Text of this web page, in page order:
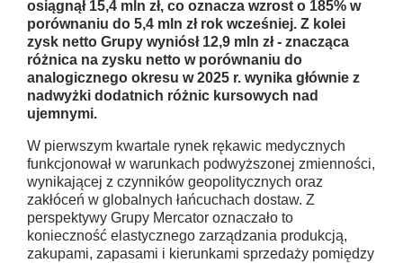
osiągnął 15,4 mln zł, co oznacza wzrost o 185% w
porównaniu do 5,4 mln zł rok wcześniej. Z kolei
zysk netto Grupy wyniósł 12,9 mln zł - znacząca
różnica na zysku netto w porównaniu do
analogicznego okresu w 2025 r. wynika głównie z
nadwyżki dodatnich różnic kursowych nad
ujemnymi.
W pierwszym kwartale rynek rękawic medycznych
funkcjonował w warunkach podwyższonej zmienności,
wynikającej z czynników geopolitycznych oraz
zakłóceń w globalnych łańcuchach dostaw. Z
perspektywy Grupy Mercator oznaczało to
konieczność elastycznego zarządzania produkcją,
zakupami, zapasami i kierunkami sprzedaży pomiędzy